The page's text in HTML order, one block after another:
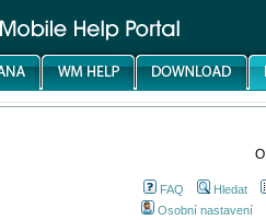
FAQ Hledat
Osobní nastavení